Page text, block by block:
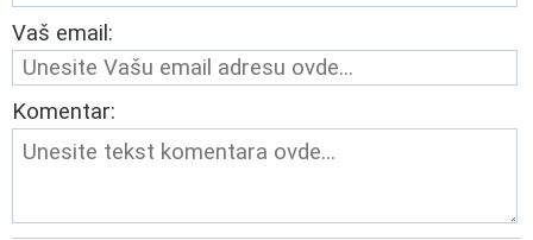
Vaš email:
Komentar: